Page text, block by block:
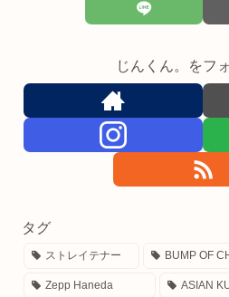
じんくん。をフ
タグ
ストレイテナー BUMP OF
Zepp Haneda ASIAN